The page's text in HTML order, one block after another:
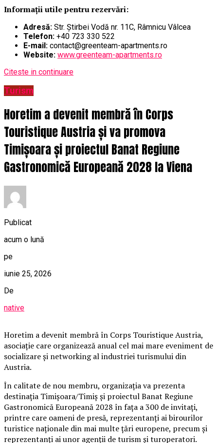
Informații utile pentru rezervări:
Adresă: Str. Știrbei Vodă nr. 11C, Râmnicu Vâlcea
Telefon: +40 723 330 522
E-mail: contact@greenteam-apartments.ro
Website: www.greenteam-apartments.ro
Citeste in continuare
Turism
Horetim a devenit membră în Corps
Touristique Austria și va promova
Timișoara și proiectul Banat Regiune
Gastronomică Europeană 2028 la Viena
Publicat
acum o lună
pe
iunie 25, 2026
De
native
Horetim a devenit membră în Corps Touristique Austria,
asociație care organizează anual cel mai mare eveniment de
socializare și networking al industriei turismului din
Austria.
În calitate de nou membru, organizația va prezenta
destinația Timișoara/Timiș și proiectul Banat Regiune
Gastronomică Europeană 2028 în fața a 300 de invitați,
printre care oameni de presă, reprezentanți ai birourilor
turistice naționale din mai multe țări europene, precum și
reprezentanți ai unor agenții de turism și turoperatori.